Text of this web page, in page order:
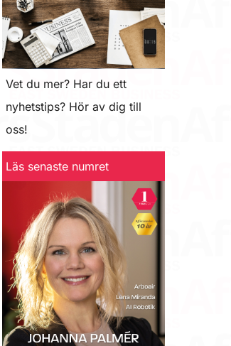
Vet du mer? Har du ett
nyhetstips? Hör av dig till
oss!
Läs senaste numret